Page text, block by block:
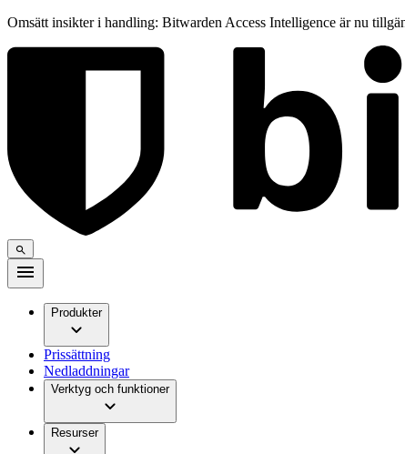
Omsätt insikter i handling: Bitwarden Access Intelligence är nu
Produkter
Prissättning
Nedladdningar
Verktyg och funktioner
Resurser